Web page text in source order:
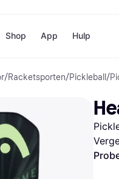
Shop
Winkels
Bol
H&M
App Hulp
/Racketsporten/Pickleball /